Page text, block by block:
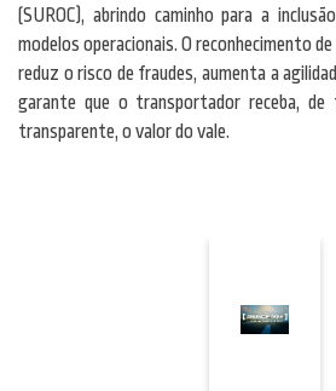
(SUROC), abrindo caminho para a
modelos operacionais. O reconhecimento
reduz o risco de fraudes, aumenta a
garante que o transportador receba, de
transparente, o valor do vale.